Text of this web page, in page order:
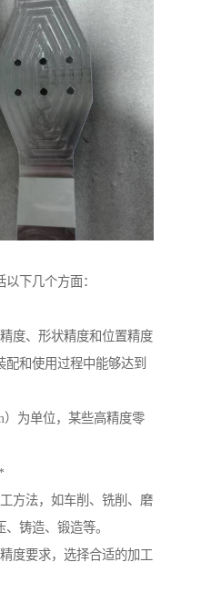
下几个方面：
度、形状精度和位置精度
和使用过程中能够达到
为单位，某些高精度零
方法，如车削、铣削、磨
铸造、锻造等。
度要求，选择合适的加工